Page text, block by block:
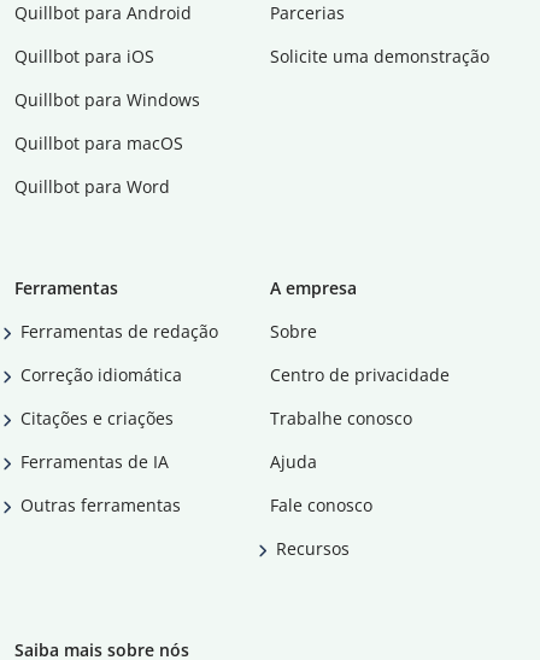
Quillbot para Android
Quillbot para iOS
Quillbot para Windows
Quillbot para macOS
Quillbot para Word
Parcerias
Solicite uma demonstração
Ferramentas
Ferramentas de redação
Correção idiomática
Citações e criações
Ferramentas de IA
Outras ferramentas
A empresa
Sobre
Centro de privacidade
Trabalhe conosco
Ajuda
Fale conosco
Recursos
Saiba mais sobre nós